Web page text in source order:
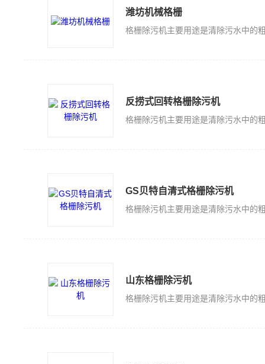
潍坊机械格栅
反捞式回转格栅除污机
GS贝特自清式格栅除污机
山东格栅除污机